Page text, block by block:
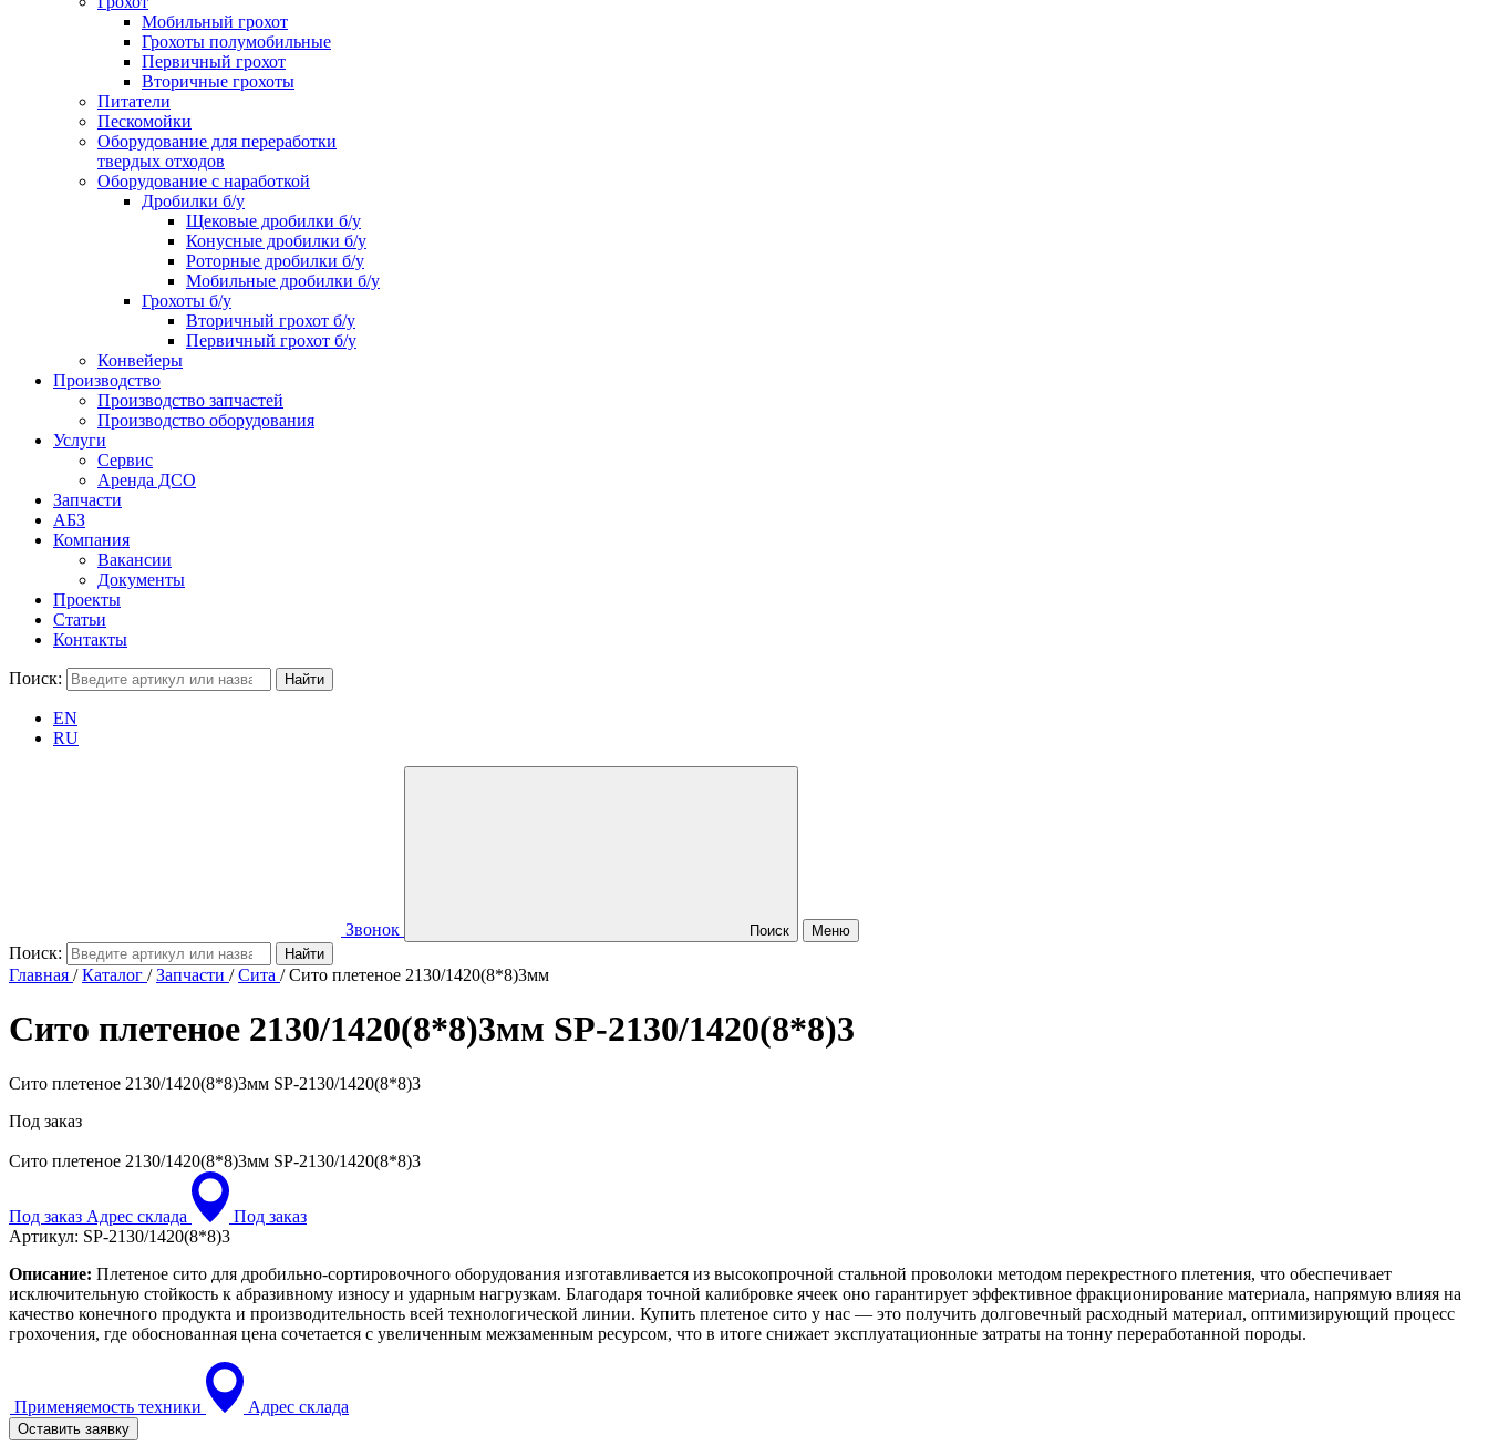
Мобильный грохот
Грохоты полумобильные
Первичный грохот
Вторичные грохоты
Питатели
Пескомойки
Оборудование для переработки
твердых отходов
Оборудование с наработкой
Дробилки б/у
Щековые дробилки б/у
Конусные дробилки б/у
Роторные дробилки б/у
Мобильные дробилки б/у
Грохоты б/у
Вторичный грохот б/у
Первичный грохот б/у
Конвейеры
Производство
Производство запчастей
Производство оборудования
Услуги
Сервис
Аренда ДСО
Запчасти
АБЗ
Компания
Вакансии
Документы
Проекты
Статьи
Контакты
Поиск:
EN
RU
Звонок Поиск Меню
Поиск:
Главная /Каталог /Запчасти /Сита /Сито плетеное 2130/1420(8*8)3мм
Сито плетеное 2130/1420(8*8)3мм SP-2130/1420(8*8)3
Сито плетеное 2130/1420(8*8)3мм SP-2130/1420(8*8)3
Под заказ
Сито плетеное 2130/1420(8*8)3мм SP-2130/1420(8*8)3
Под заказ Адрес склада
Под заказ
Артикул: SP-2130/1420(8*8)3
Описание: Плетеное сито для дробильно-сортировочного оборудования изготавливается из высокопрочной стальной проволоки методом перекрестного плетения, что обеспечивает
исключительную стойкость к абразивному износу и ударным нагрузкам. Благодаря точной калибровке ячеек оно гарантирует эффективное фракционирование материала, напрямую влияя на
качество конечного продукта и производительность всей технологической линии. Купить плетеное сито у нас — это получить долговечный расходный материал, оптимизирующий процесс
грохочения, где обоснованная цена сочетается с увеличенным межзаменным ресурсом, что в итоге снижает эксплуатационные затраты на тонну переработанной породы.
Применяемость техники Адрес склада
Оставить заявку